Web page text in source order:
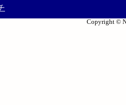
Copyright ©